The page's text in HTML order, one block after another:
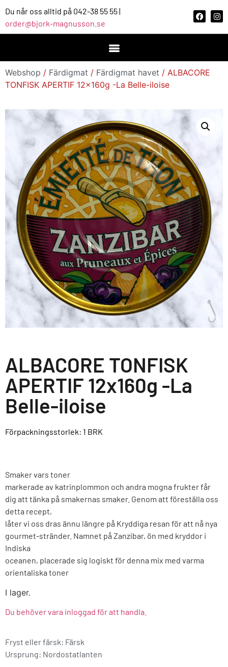
Du når oss alltid på 042-38 55 55 |
order@bjork-magnusson.se
Webshop / Färdigmat / Färdigmat havet / ALBACORE
TONFISK APERTIF 12x160g -La Belle-iloise
ALBACORE TONFISK
APERTIF 12x160g -La
Belle-iloise
Förpackningsstorlek: 1 BRK
Smaker vars toner
markerade av katrinplommon och andra mogna frukter får
dig att tänka på smakernas smaker. Genom att föreställa oss
detta recept,
låter vi oss dras ännu längre på Kryddiga resan för att nå nya
gourmet-stränder. Namnet på Zanzibar, ön med kryddor i
Indiska
oceanen, placerade sig logiskt för denna mix med varma
orientaliska toner
I lager.
Du behöver vara inloggad för att handla.
Fryst eller färsk: Färsk
Ursprung: Nordostatlanten